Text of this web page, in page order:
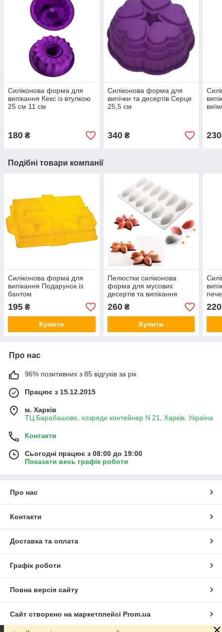
Силіконова форма для
випікання Кекс із втулкою
25 см 11 см
180 ₴
Силіконова форма для
випічки та десертів Серце
25,5 см
340₴ 230
Подібні товари компанії
Силіконова форма для
випікання Подарунок із
бантом
195 ₴
Купити
Пелюстки силіконова
форма для мусових
десертів та випікання
260₴
Купити
220
Про нас
96% позитивних з 85 відгуків за рік
Працює з 15.12.2015
м. Харків
ТЦ Барабашово, хозряди контейнер N 21, Харків, Україна
Контакти
Сьогодні працює з 08:00 до 19:00
Показати весь графік роботи
Про нас
Контакти
Доставка та оплата
Графік роботи
Повна версія сайту
Сайт створено на маркетплейсі Prom.ua